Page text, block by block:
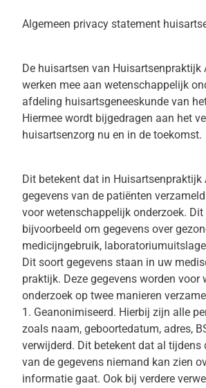
Algemeen privacy statement
De huisartsen van Huisartsenpraktijk
werken mee aan wetenschappelijk
afdeling huisartsgeneeskunde van
Hiermee wordt bijgedragen aan het
huisartsenzorg nu en in de toekomst.
Dit betekent dat in Huisartsenpraktijk
gegevens van de patiënten
voor wetenschappelijk onderzoek.
bijvoorbeeld om gegevens over
medicijngebruik,
Dit soort gegevens staan in uw
praktijk. Deze gegevens worden voor
onderzoek op twee manieren
1. Geanonimiseerd. Hierbij zijn alle
zoals naam, geboortedatum, adres,
verwijderd. Dit betekent dat al tijdens
van de gegevens niemand kan zien
informatie gaat. Ook bij verdere